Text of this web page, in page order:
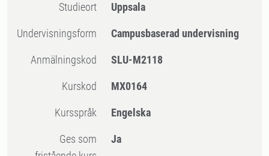
Studieort Uppsala
Undervisningsform Campusbaserad undervisning
Anmälningskod SLU-M2118
Kurskod MX0164
Kursspråk Engelska
Ges som
Ja